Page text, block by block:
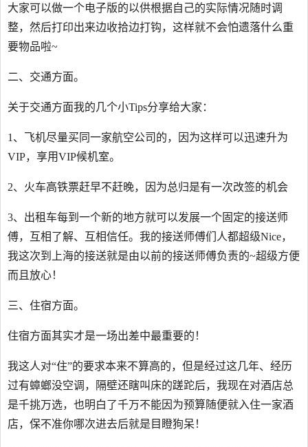
大家可以做一个电子版的以供根据自己的实际情况随时调
整，然后打印出来边收拾边打钩，这样就不会怕遗落什么重
要物品啦~
二、交通方面。
关于交通方面我的几个小Tips分享给大家：
1、飞机尽量买同一家航空公司的，因为这样可以迅速升为
VIP，享用VIP候机室。
2、火车高铁票赶早不赶晚，因为总归是有一次改签的机会
3、出租车每到一个新的地方就可以发展一个固定的接送师
傅，互相了解、互相信任。我的接送师傅们人都超级Nice，
我这次到上海的接送就是由以前的接送师傅负责的~超级方便
而且放心！
三、住宿方面。
住宿方面其实才是一场出差中最重要的！
我这人对“住”的要求本来不算高的，但是经过这几年、经历
过有蟑螂没空调，隔壁还瞎叫床的蹉跎后，我现在对酒店总
是千挑万选，也明白了千万不能因为预算随便就入住一家酒
店，保不准你哪次进去后就是目瞪狗呆！